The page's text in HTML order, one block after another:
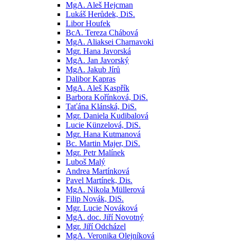
MgA. Aleš Hejcman
Lukáš Herůdek, DiS.
Libor Houfek
BcA. Tereza Chábová
MgA. Aliaksei Charnavoki
Mgr. Hana Javorská
MgA. Jan Javorský
MgA. Jakub Jírů
Dalibor Kapras
MgA. Aleš Kaspřík
Barbora Kořínková, DiS.
Taťána Klánská, DiS.
Mgr. Daniela Kudibalová
Lucie Künzelová, DiS.
Mgr. Hana Kutmanová
Bc. Martin Majer, DiS.
Mgr. Petr Malínek
Luboš Malý
Andrea Martínková
Pavel Martínek, Dis.
MgA. Nikola Müllerová
Filip Novák, DiS.
Mgr. Lucie Nováková
MgA. doc. Jiří Novotný
Mgr. Jiří Odcházel
MgA. Veronika Olejníková